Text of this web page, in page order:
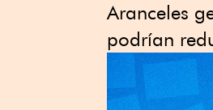
Aranceles
podrían